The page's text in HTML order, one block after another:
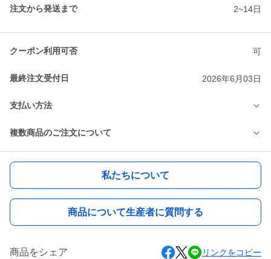
注文から発送まで 2~14日
クーポン利用可否 可
最終注文受付日 2026年6月03日
支払い方法
複数商品のご注文について
私たちについて
商品について生産者に質問する
商品をシェア リンクをコピー